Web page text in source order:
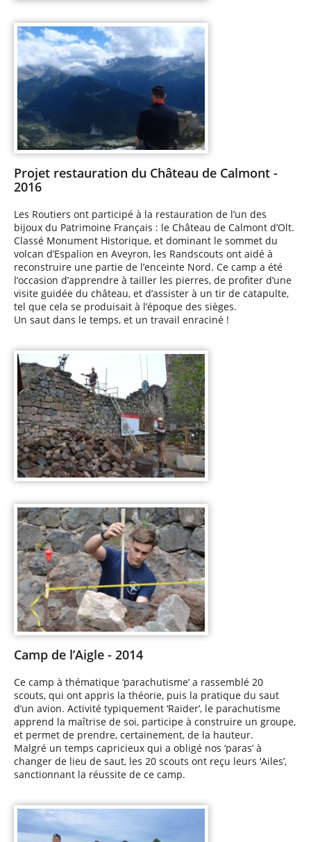
Projet restauration du Château de Calmont -
2016
Les Routiers ont participé à la restauration de l’un des
bijoux du Patrimoine Français : le Château de Calmont d’Olt.
Classé Monument Historique, et dominant le sommet du
volcan d’Espalion en Aveyron, les Randscouts ont aidé à
reconstruire une partie de l’enceinte Nord. Ce camp a été
l’occasion d’apprendre à tailler les pierres, de profiter d’une
visite guidée du château, et d’assister à un tir de catapulte,
tel que cela se produisait à l’époque des sièges.
Un saut dans le temps, et un travail enraciné !
Camp de l’Aigle - 2014
Ce camp à thématique ‘parachutisme’ a rassemblé 20
scouts, qui ont appris la théorie, puis la pratique du saut
d’un avion. Activité typiquement ‘Raider’, le parachutisme
apprend la maîtrise de soi, participe à construire un groupe,
et permet de prendre, certainement, de la hauteur.
Malgré un temps capricieux qui a obligé nos ‘paras’ à
changer de lieu de saut, les 20 scouts ont reçu leurs ‘Ailes’,
sanctionnant la réussite de ce camp.